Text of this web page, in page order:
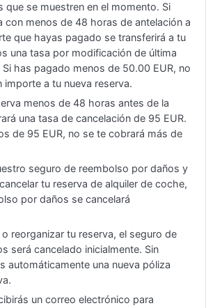
que se muestren en el momento. Si
con menos de 48 horas de antelación a
que hayas pagado se transferirá a tu
una tasa por modificación de última
has pagado menos de 50.00 EUR, no
importe a tu nueva reserva.
menos de 48 horas antes de la
una tasa de cancelación de 95 EUR.
de 95 EUR, no se te cobrará más de
seguro de reembolso por daños y
tu reserva de alquiler de coche,
por daños se cancelará
reorganizar tu reserva, el seguro de
será cancelado inicialmente. Sin
automáticamente una nueva póliza
un correo electrónico para